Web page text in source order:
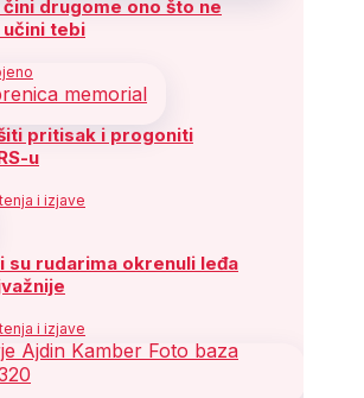
čini drugome ono što ne
tebi
pritisak i progoniti
u
i izjave
su rudarima okrenuli leđa
i izjave